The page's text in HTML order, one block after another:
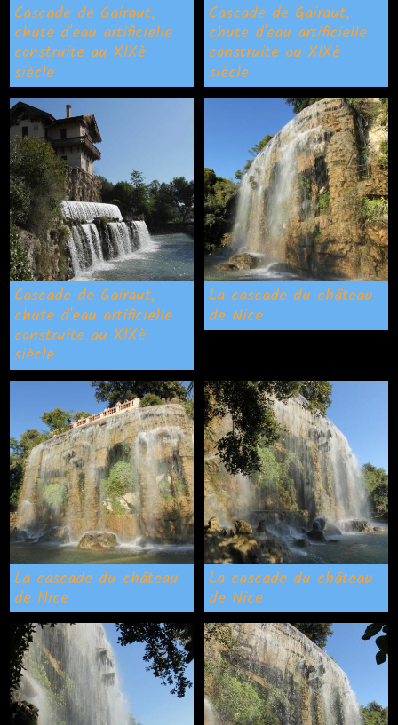
Cascade de Gairaut,
chute d'eau artificielle
construite au XIXè
siècle
Cascade de Gairaut,
chute d'eau artificielle
construite au XIXè
siècle
Cascade de Gairaut,
chute d'eau artificielle
construite au XIXè
siècle
La cascade du château
de Nice
La cascade du château
de Nice
La cascade du château
de Nice